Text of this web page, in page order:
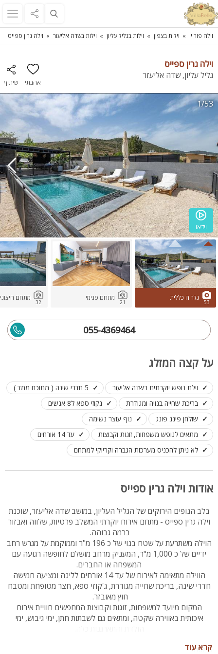
וילה פור יו וילות בצפון וילות בגליל עליון וילות בשדה אליעזר וילה גרין ספייס
וילה גרין ספייס
גליל עליון, שדה אליעזר
אהבתי שיתוף
וידאו
1/53
53
גלריה כללית
21
מתחם פנימי
32
מתחם חיצוני
055-4369464
על קצה המזלג
וילת נופש יוקרתית בשדה אליעזר
5 חדרי שינה ( מתוכם ממד )
בריכת שחייה בנויה ומגודרת
גקוזי ספא ל8 אנשים
שולחן פינג פונג
נוף עוצר נשימה
מתאים לנופש משפחות, זוגות וקבוצות
עד 14 אורחים
לא ניתן להכניס מערכות הגברה וקריוקי למתחם
אודות וילה גרין ספייס
בלב הנופים הירוקים של הגליל העליון, במושב שדה אליעזר, שוכנת
וילה גרין ספייס - מתחם אירוח יוקרתי המשלב פרטיות, שלווה ואבזור
ברמה גבוהה.
הוילה משתרעת על שטח בנוי של כ 196 מ"ר וממוקמת על מגרש רחב
ידיים של כ 1,000 מ"ר, המעניק מרחב מושלם לחופשה רגועה עם
המשפחה או החברים.
הווילה מתאימה לאירוח של עד 14 אורחים ללינה ומציעה חמישה
חדרי שינה, בריכת שחייה מגודרת, ג'קוזי ספא, חצר מטופחת ומטבח
חוץ מאובזר.
המקום מיועד למשפחות, זוגות וקבוצות המחפשים חוויית אירוח
איכותית באווירה שקטה, ומתאים גם לשבתות חתן, ימי גיבוש, ימי
מיקום:
קרא עוד